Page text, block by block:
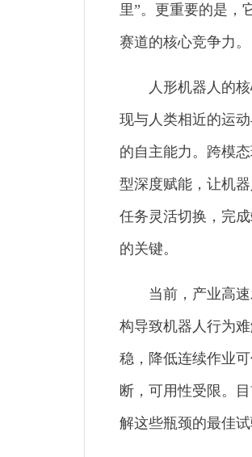
里”。更重要的是，
赛道的核心竞争力。
人形机器人的
现与人类相近的运
的自主能力。跨模
型深度赋能，让机
任务灵活切换，完
的关键。
当前，产业高
构导致机器人行为
稳，降低连续作业
断，可用性受限。
解这些瓶颈的最佳